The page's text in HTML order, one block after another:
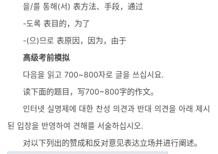
을/를 통해(서) 表方法、手段，通过
-도록 表目的，为了
-(으)므로 表原因，因为，由于
高级考前模拟
다음을 읽고 700~800자로 글을 쓰십시요.
读下面的题目，写700~800字的作文。
인터넷 실명제에 대한 찬성 의견과 반대 의견을 아래 제시
된 입장을 반영하여 견해를 서술하십시오.
对以下列出的赞成和反对意见表达立场并进行阐述。